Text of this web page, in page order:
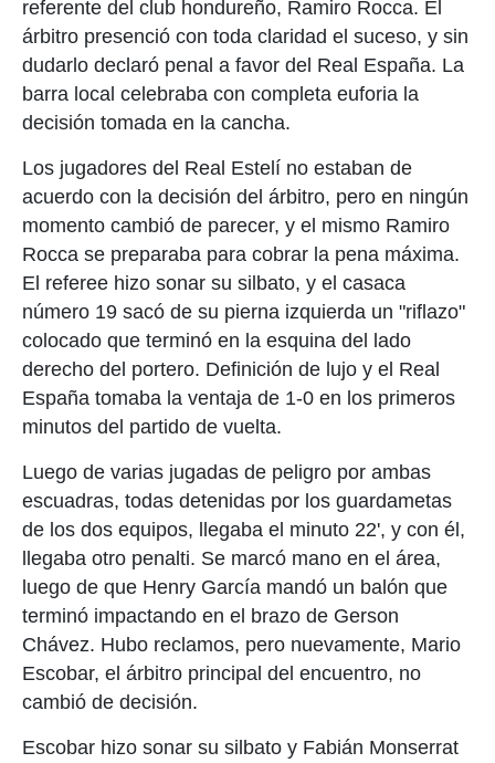
referente del club hondureño, Ramiro Rocca. El
árbitro presenció con toda claridad el suceso, y sin
dudarlo declaró penal a favor del Real España. La
barra local celebraba con completa euforia la
decisión tomada en la cancha.
Los jugadores del Real Estelí no estaban de
acuerdo con la decisión del árbitro, pero en ningún
momento cambió de parecer, y el mismo Ramiro
Rocca se preparaba para cobrar la pena máxima.
El referee hizo sonar su silbato, y el casaca
número 19 sacó de su pierna izquierda un "riflazo"
colocado que terminó en la esquina del lado
derecho del portero. Definición de lujo y el Real
España tomaba la ventaja de 1-0 en los primeros
minutos del partido de vuelta.
Luego de varias jugadas de peligro por ambas
escuadras, todas detenidas por los guardametas
de los dos equipos, llegaba el minuto 22', y con él,
llegaba otro penalti. Se marcó mano en el área,
luego de que Henry García mandó un balón que
terminó impactando en el brazo de Gerson
Chávez. Hubo reclamos, pero nuevamente, Mario
Escobar, el árbitro principal del encuentro, no
cambió de decisión.
Escobar hizo sonar su silbato y Fabián Monserrat